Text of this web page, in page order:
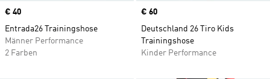
Price
€ 40
Entrada26 Trainingshose
Männer Performance
2 Farben
Price
€ 60
Deutschland 26 Tiro Kids
Trainingshose
Kinder Performance